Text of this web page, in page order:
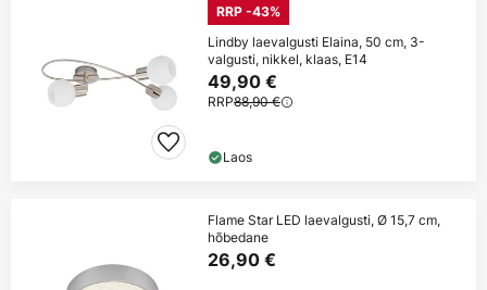
RRP -43%
Lindby laevalgusti Elaina, 50 cm, 3-
valgusti, nikkel, klaas, E14
49,90 €
RRP88,90 €
Laos
Flame Star LED laevalgusti, Ø 15,7 cm,
hõbedane
26,90 €